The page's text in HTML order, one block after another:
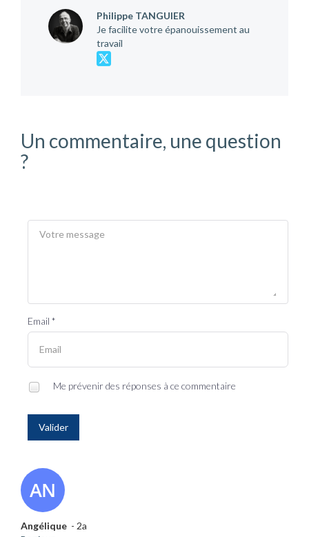
Philippe TANGUIER
Je facilite votre épanouissement au
travail
Un commentaire, une question
?
Email *
Me prévenir des réponses à ce commentaire
Valider
Angélique - 2a